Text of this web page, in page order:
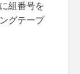
組番号を
グテープ